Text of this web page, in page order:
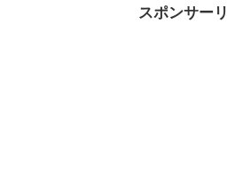
スポンサー